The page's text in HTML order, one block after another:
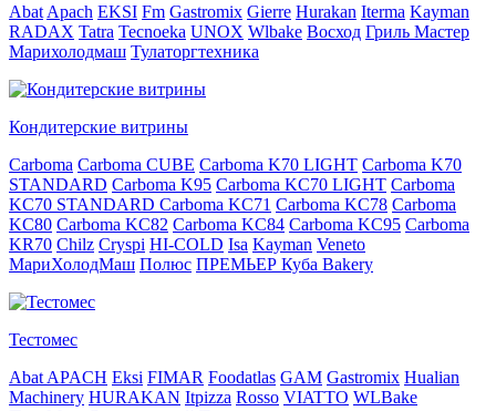
Abat Apach EKSI Fm Gastromix Gierre Hurakan Iterma Kayman
RADAX Tatra Tecnoeka UNOX Wlbake Восход Гриль Мастер
Марихолодмаш Тулаторгтехника
Кондитерские витрины
Carboma Carboma CUBE Carboma K70 LIGHT Carboma K70
STANDARD Carboma K95 Carboma KC70 LIGHT Carboma
KC70 STANDARD Carboma KC71 Carboma KC78 Carboma
KC80 Carboma KC82 Carboma KC84 Carboma KC95 Carboma
KR70 Chilz Cryspi HI-COLD Isa Kayman Veneto
МариХолодМаш Полюс ПРЕМЬЕР Куба Bakery
Тестомес
Abat APACH Eksi FIMAR Foodatlas GAM Gastromix Hualian
Machinery HURAKAN Itpizza Rosso VIATTO WLBake